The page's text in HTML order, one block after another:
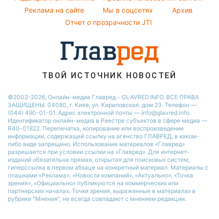
Новости Черкассы
Новости Тернополя
Новости Житомира
Новости Запорожья
Все о шоу-бизнесе
Реклама на сайте
Мы в соцсетях
Архив
Отчет о прозрачности JTI
ТВОЙ ИСТОЧНИК НОВОСТЕЙ
©2002-2026, Онлайн-медиа Главред - GLAVRED.INFO. ВСЕ ПРАВА
ЗАЩИЩЕНЫ. 04080, г. Киев, ул. Кириловская, дом 23. Телефон —
(044) 490-01-01. Адрес электронной почты — info@glavred.info.
Идентификатор онлайн-медиа в Реестре cубъектов в сфере медиа —
R40-01822. Перепечатка, копирование или воспроизведение
информации, содержащей ссылку на агенство ГЛАВРЕД, в каком-
либо виде запрещено. Использование материалов «Главред»
разрешается при условии ссылки на «Главред». Для интернет-
изданий обязательна прямая, открытая для поисковых систем,
гиперссылка в первом абзаце на конкретный материал. Материалы с
плашками «Реклама», «Новости компаний», «Актуально», «Точка
зрения», «Официально» публикуются на коммерческих или
партнерских началах. Точки зрения, выраженные в материалах в
рубрике "Мнения", не всегда совпадают с мнением редакции.